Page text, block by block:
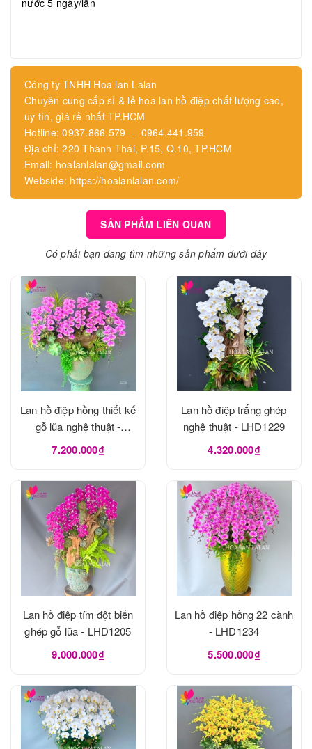
nước 5 ngày/lần
Công ty TNHH Hoa lan Lalan
Chuyên cung cấp sỉ & lẻ hoa lan hồ điệp chất lượng cao,
uy tín, giá rẻ nhất TP.HCM
Hotline: 0937.866.579 - 0964.441.959
Địa chỉ: 220 Thành Thái, P.15, Q.10, TP.HCM
Email: hoalanlalan@gmail.com
Webside: https://hoalanlalan.com/
SẢN PHẨM LIÊN QUAN
Có phải bạn đang tìm những sản phẩm dưới đây
Lan hồ điệp hồng thiết kế
gỗ lũa nghệ thuật -
LHD1273
7.200.000₫
Lan hồ điệp trắng ghép
nghệ thuật - LHD1229
4.320.000₫
Lan hồ điệp tím đột biến
ghép gỗ lũa - LHD1205
9.000.000₫
Lan hồ điệp hồng 22 cành
- LHD1234
5.500.000₫